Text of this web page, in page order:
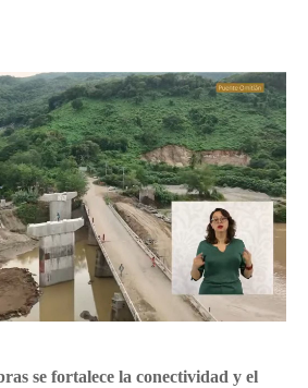
se fortalece la conectividad y el